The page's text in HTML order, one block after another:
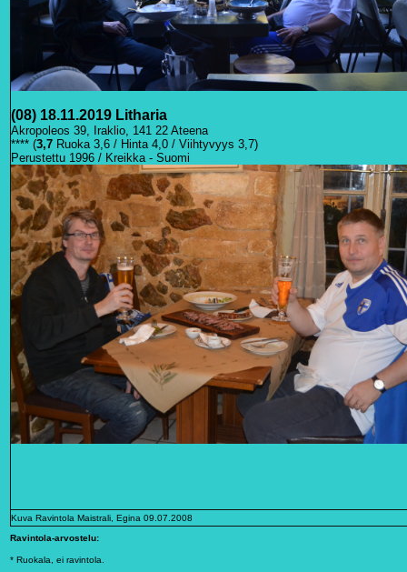
(08) 18.11.2019 Litharia
Akropoleos 39, Iraklio, 141 22 Ateena
**** (3,7 Ruoka 3,6 / Hinta 4,0 / Viihtyvyys 3,7)
Perustettu 1996 / Kreikka - Suomi
Kuva Ravintola Maistrali, Egina 09.07.2008
Ravintola-arvostelu:
* Ruokala, ei ravintola.